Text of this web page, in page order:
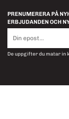
PRENUMERERA PÅ
ERBJUDANDEN OCH
postadress
De uppgifter du matar in